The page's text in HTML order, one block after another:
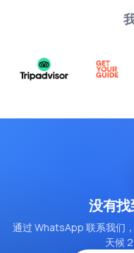
没有找
通过 WhatsApp 联系我们
天候